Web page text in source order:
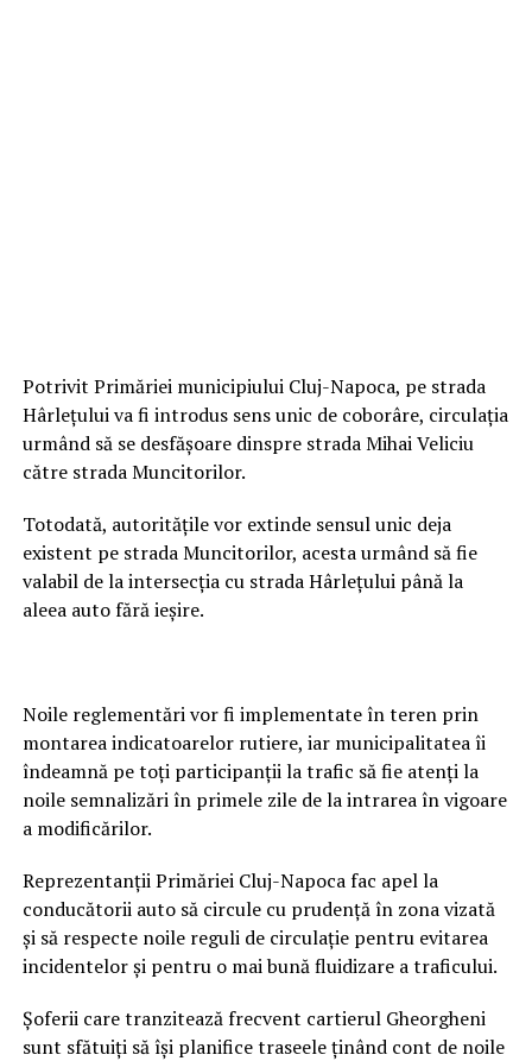
Potrivit Primăriei municipiului Cluj-Napoca, pe strada
Hârlețului va fi introdus sens unic de coborâre, circulația
urmând să se desfășoare dinspre strada Mihai Veliciu
către strada Muncitorilor.
Totodată, autoritățile vor extinde sensul unic deja
existent pe strada Muncitorilor, acesta urmând să fie
valabil de la intersecția cu strada Hârlețului până la
aleea auto fără ieșire.
Noile reglementări vor fi implementate în teren prin
montarea indicatoarelor rutiere, iar municipalitatea îi
îndeamnă pe toți participanții la trafic să fie atenți la
noile semnalizări în primele zile de la intrarea în vigoare
a modificărilor.
Reprezentanții Primăriei Cluj-Napoca fac apel la
conducătorii auto să circule cu prudență în zona vizată
și să respecte noile reguli de circulație pentru evitarea
incidentelor și pentru o mai bună fluidizare a traficului.
Șoferii care tranzitează frecvent cartierul Gheorgheni
sunt sfătuiți să își planifice traseele ținând cont de noile